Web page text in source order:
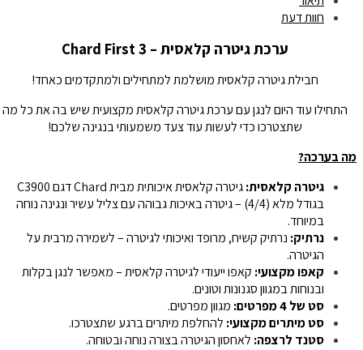
חוות דעת
ערכת גיטרה קלאסית – Chard First 3
חבילת גיטרה קלאסית מושלמת למתחילים ולמתקדמים כאחד!
התחילו עוד היום לנגן עם ערכת גיטרה קלאסית מקצועית שיש בה את כל מה
שתצטרכו כדי לעשות עוד צעד משמעותי בנגינה שלכם!
מה בערכה?
גיטרה קלאסית:גיטרה קלאסית איכותית מבית Chard
דגם C3900
בגודל מלא (4/4) – גיטרה באיכות גבוהה עם צליל עשיר ונגינה נוחה
במיוחד.
נרתיק:נרתיק קשיח, מרופד ואיכותי לגיטרה – לשמירה מרבית על
הגיטרה.
קאפו מקצועי:קאפו ייעודי לגיטרה קלאסית – מאפשר לנגן בקלות
ובנוחות במגוון סגנונות וטונים.
סט של 4 מפרטים:
מגוון מפרטים.
סט מיתרים מקצועי:להחלפת מיתרים ברגע שתצטרכו.
סטנד לרצפה:לאחסון הגיטרה בצורה נוחה ובטוחה.